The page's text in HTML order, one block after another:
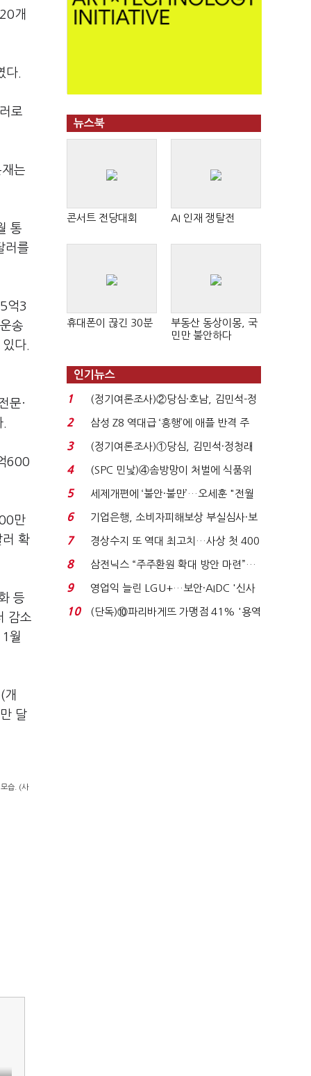
개
다.
로
는
통
러를
억3
송
다.
문·
600
만
확
등
감소
월
개
달
습. (사
뉴스북
콘서트 전당대회 AI 인재 쟁탈전
휴대폰이 끊긴 30분
부동산 동상이몽, 국
민만 불안하다
인기뉴스
1
(정기여론조사)②당심·호남, 김민석-정
청래 '초접전'...
2
삼성 Z8 역대급 ‘흥행’에 애플 반격 주
목…9월 ‘폴...
3
(정기여론조사)①당심, 김민석·정청래
'초접전'…대통령 ...
4
(SPC 민낯)④솜방망이 처벌에 식품위
생법 위반 반복...
5
세제개편에 ‘불안·불만’…오세훈 "전월
세 구하기 더 ...
6
기업은행, 소비자피해보상 부실심사·보
이스피싱 공시 ...
7
경상수지 또 역대 최고치…사상 첫 400
억달러에 '3% 성...
8
삼전닉스 “주주환원 확대 방안 마련”…
로이터에 성명...
9
영업익 늘린 LGU+…보안·AIDC '신사
업 드라이브'...
10
(단독)⑩파리바게뜨 가맹점 41% '용역